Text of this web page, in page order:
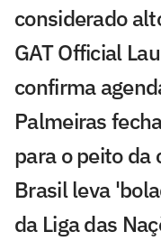
considerado
GAT Official
confirma
Palmeiras
para o peito da
Brasil leva
da Liga das